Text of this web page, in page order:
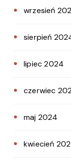
wrzesień
sierpień
lipiec 2024
czerwiec
maj 2024
kwiecień